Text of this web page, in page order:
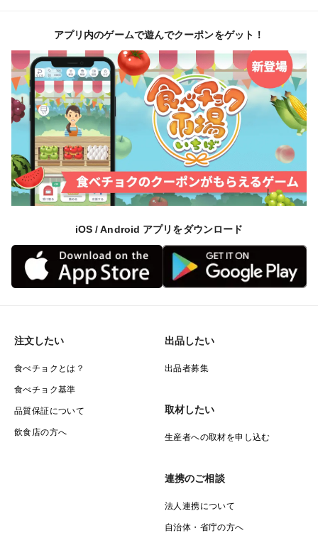
アプリ内のゲームで遊んでクーポンをゲット！
iOS / Android アプリをダウンロード
注文したい
食べチョクとは？
食べチョク基準
品質保証について
飲食店の方へ
出品したい
出品者募集
取材したい
生産者への取材を申し込む
連携のご相談
法人連携について
自治体・省庁の方へ